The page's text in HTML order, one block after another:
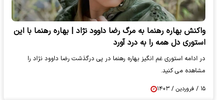
واکنش بهاره رهنما به مرگ رضا داوود نژاد | بهاره رهنما با این
استوری دل همه را به درد آورد
در ادامه استوری غم انگیز بهاره رهنما در پی درگذشت رضا داوود نژاد را
مشاهده می کنید.
۱۵ / فروردین / ۱۴۰۳